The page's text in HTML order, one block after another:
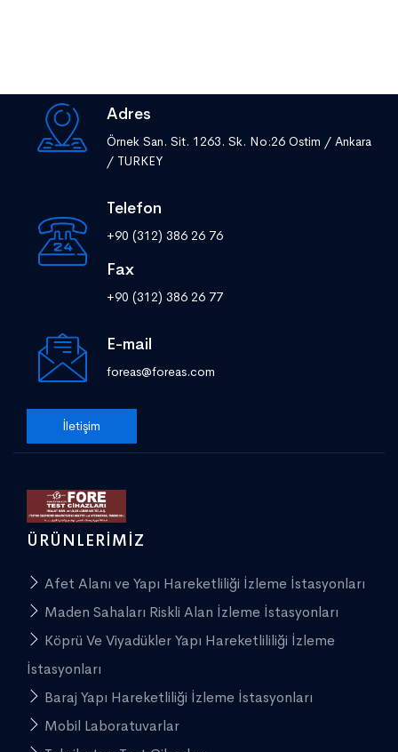
Adres
Örnek San. Sit. 1263. Sk. No:26 Ostim / Ankara
/ TURKEY
Telefon
+90 (312) 386 26 76
Fax
+90 (312) 386 26 77
E-mail
foreas@foreas.com
İletişim
ÜRÜNLERIMIZ
Afet Alanı ve Yapı Hareketliliği İzleme İstasyonları
Maden Sahaları Riskli Alan İzleme İstasyonları
Köprü Ve Viyadükler Yapı Hareketlililiği İzleme
İstasyonları
Baraj Yapı Hareketliliği İzleme İstasyonları
Mobil Laboratuvarlar